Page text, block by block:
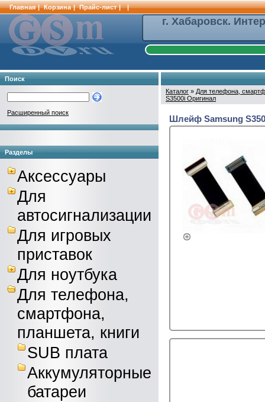
Главная | Корзина | Прайс-лист | |
г. Хабаровск.
Поиск
Расширенный поиск
Разделы
Аксессуары
Для
автосигнализации
Для игровых
приставок
Для ноутбука
Для телефона,
смартфона,
планшета, книги
SUB плата
Аккумуляторные
батареи
Каталог » Для телефона,
S3500i Оригинал
Шлейф Samsung